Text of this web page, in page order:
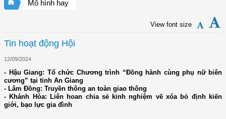
Mô hình hay
View font size
Tin hoạt động Hội
12/09/2024
- Hậu Giang: Tổ chức Chương trình “Đồng hành cùng phụ nữ biên
cương” tại tỉnh An Giang
- Lâm Đồng: Truyền thông an toàn giao thông
- Khánh Hòa: Liên hoan chia sẻ kinh nghiệm về xóa bỏ định kiến
giới, bạo lực gia đình